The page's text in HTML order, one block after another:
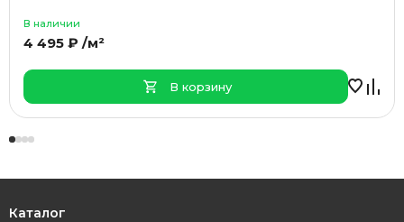
В наличии
4 495 ₽ /м²
В корзину
Каталог